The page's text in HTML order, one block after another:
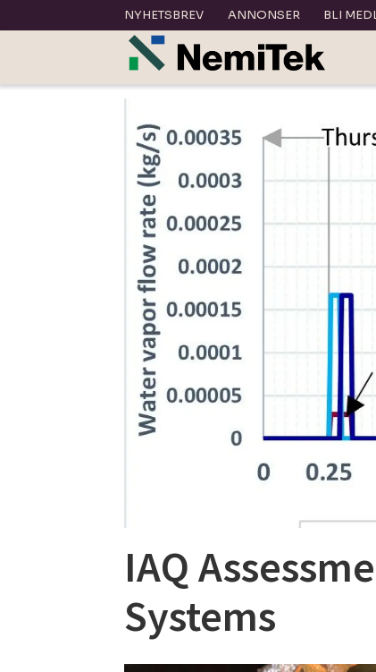
NYHETSBREV ANNONSER BLI
IAQ
Systems